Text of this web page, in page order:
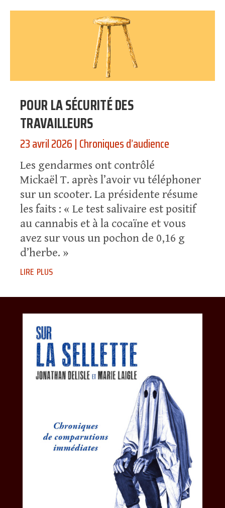
POUR LA SÉCURITÉ DES
TRAVAILLEURS
23 avril 2026|Chroniques d’audience
Les gendarmes ont contrôlé
Mickaël T. après l’avoir vu téléphoner
sur un scooter. La présidente résume
les faits : « Le test salivaire est positif
au cannabis et à la cocaïne et vous
avez sur vous un pochon de 0,16 g
d’herbe. »
lire plus